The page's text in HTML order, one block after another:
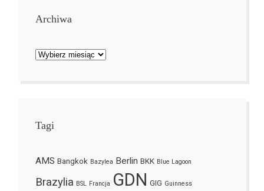
Archiwa
Archiwa
Tagi
AMS Bangkok Bazylea Berlin BKK Blue Lagoon
Brazylia BSL Francja GDN GIG Guinness